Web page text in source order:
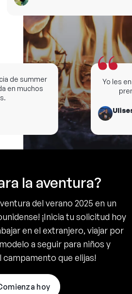
Yo les
Ulises
de summer
en muchos
la aventura?
del verano 2025 en un
¡Inicia tu solicitud hoy
en el extranjero, viajar por
a seguir para niños y
campamento que elijas!
hoy